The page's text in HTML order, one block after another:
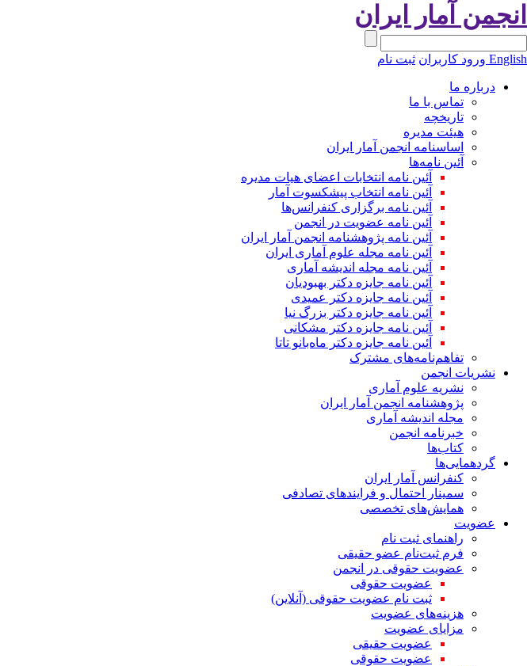
انجمن آمار ایران
English ورود کاربران ثبت نام
درباره ما
تماس با ما
تاریخچه
هیئت مدیره
اساسنامه انجمن آمار ایران
آئین نامه‌ها
آئین نامه انتخابات اعضای هیات مدیره
آئین نامه انتخاب پیشکسوت آمار
آئین نامه برگزاری کنفرانس‌ها
آئین نامه عضویت در انجمن
آئین نامه پژوهشنامه انجمن آمار ایران
آئین نامه مجله علوم آماری ایران
آئین نامه مجله اندیشه آماری
آئین‌ نامه جایزه دکتر بهبودیان
آئین نامه جایزه دکتر عمیدی
آئین نامه جایزه دکتر بزرگ نیا
آئین نامه جایزه دکتر مشکانی
آئین نامه جایزه دکتر ماه‌بانو تاتا
تفاهم‌نامه‌های مشترک
نشریات انجمن
نشریه علوم آماری
پژوهشنامه انجمن آمار ایران
مجله اندیشه آماری
خبرنامه انجمن
کتاب‌ها
گردهمایی‌ها
کنفرانس آمار ایران
سمینار احتمال و فرایندهای تصادفی
همایش‌های تخصصی
عضویت
راهنمای ثبت نام
فرم ثبت‌نام عضو حقیقی
عضویت حقوقی در انجمن
عضویت حقوقی
ثبت نام عضویت حقوقی (آنلاین)
هزینه‌های عضویت
مزایای عضویت
عضویت حقیقی
عضویت حقوقی